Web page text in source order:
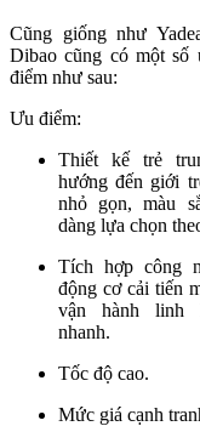
Cũng giống như
Dibao cũng có một số
điểm như sau:
Ưu điểm:
Thiết kế trẻ
hướng đến giới
nhỏ gọn, màu
dàng lựa chọn
Tích hợp công
động cơ cải tiến
vận hành linh
nhanh.
Tốc độ cao.
Mức giá cạnh